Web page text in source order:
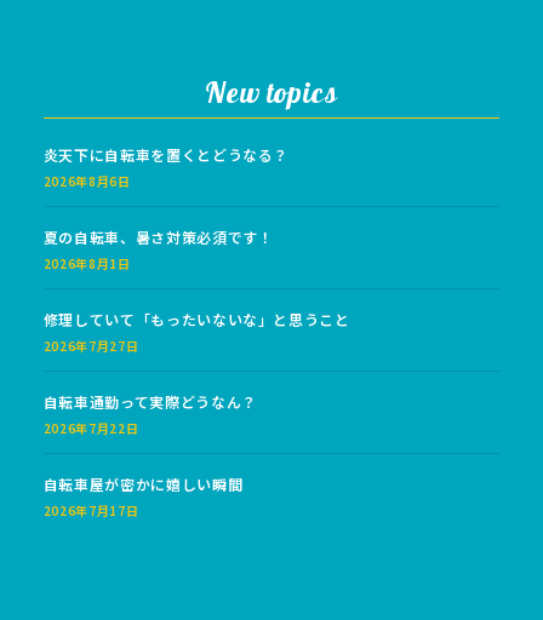
New topics
炎天下に自転車を置くとどうなる？
2026年8月6日
夏の自転車、暑さ対策必須です！
2026年8月1日
修理していて「もったいないな」と思うこと
2026年7月27日
自転車通勤って実際どうなん？
2026年7月22日
自転車屋が密かに嬉しい瞬間
2026年7月17日